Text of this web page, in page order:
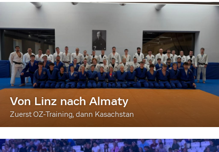
Von Linz nach Almaty
Zuerst OZ-Training, dann Kasachstan